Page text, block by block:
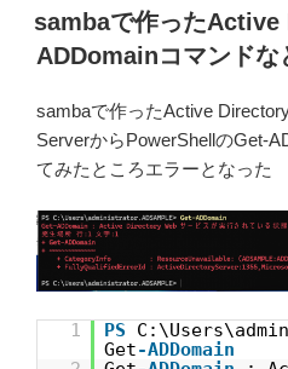
日:
sambaで作った
ADDomainコマンドな
sambaで作ったActive
ServerからPowerShellのGet-
てみたところエラーとなった
1 PS
Get-ADDomain